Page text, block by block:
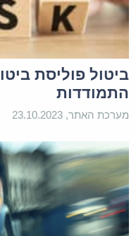
ביטול פוליסת
התמודדות
מערכת האתר, 23.10.2023